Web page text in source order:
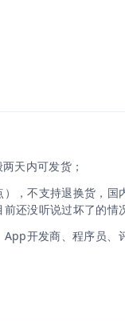
天内可发货；
，不支持退换货，
还没听说过坏了的情
开发商、程序员、